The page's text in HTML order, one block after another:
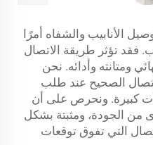
الأنابيب والشفاه أمرًا
فقد تؤثر طريقة الاتصال
ومتانته وأدائه. نحن
الصحيح عند طلب
كبيرة. ونحرص على أن
من الجودة، ومثبتة بشكل
التي تفوق توقعات